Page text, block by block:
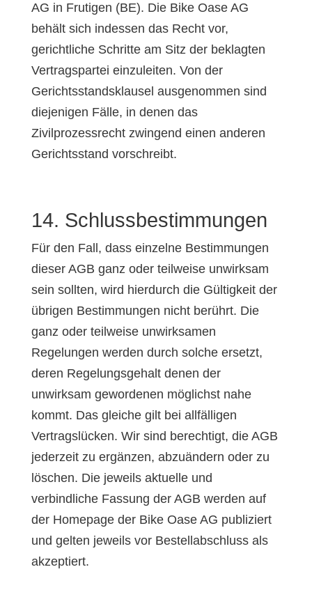
AG in Frutigen (BE). Die Bike Oase AG
behält sich indessen das Recht vor,
gerichtliche Schritte am Sitz der beklagten
Vertragspartei einzuleiten. Von der
Gerichtsstandsklausel ausgenommen sind
diejenigen Fälle, in denen das
Zivilprozessrecht zwingend einen anderen
Gerichtsstand vorschreibt.
14. Schlussbestimmungen
Für den Fall, dass einzelne Bestimmungen
dieser AGB ganz oder teilweise unwirksam
sein sollten, wird hierdurch die Gültigkeit der
übrigen Bestimmungen nicht berührt. Die
ganz oder teilweise unwirksamen
Regelungen werden durch solche ersetzt,
deren Regelungsgehalt denen der
unwirksam gewordenen möglichst nahe
kommt. Das gleiche gilt bei allfälligen
Vertragslücken. Wir sind berechtigt, die AGB
jederzeit zu ergänzen, abzuändern oder zu
löschen. Die jeweils aktuelle und
verbindliche Fassung der AGB werden auf
der Homepage der Bike Oase AG publiziert
und gelten jeweils vor Bestellabschluss als
akzeptiert.